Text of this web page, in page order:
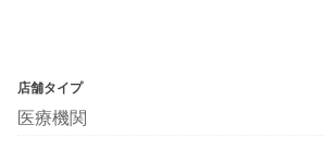
店舗タイプ
医療機関